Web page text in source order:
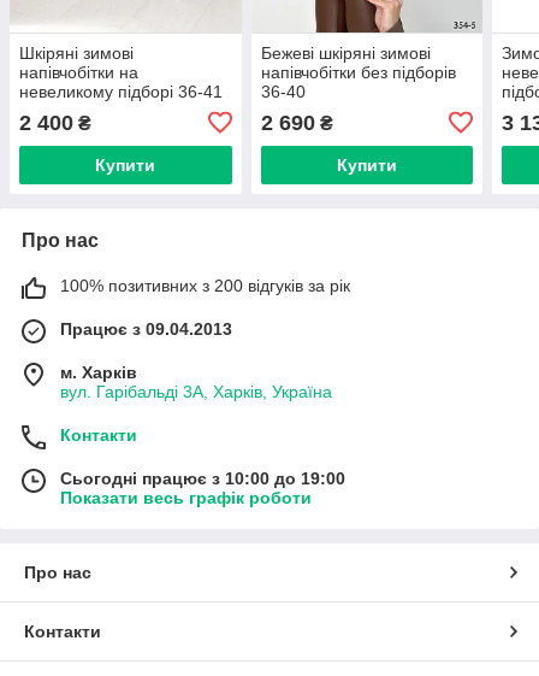
Шкіряні зимові
напівчобітки на
невеликому підборі 36-41
2 400 ₴
Купити
Бежеві шкіряні зимові
напівчобітки без підборів
36-40
2 690₴
Купити
3
Про нас
100% позитивних з 200 відгуків за рік
Працює з 09.04.2013
м. Харків
вул. Гарібальді 3А, Харків, Україна
Контакти
Сьогодні працює з 10:00 до 19:00
Показати весь графік роботи
Про нас
Контакти